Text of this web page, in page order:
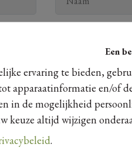
Een
ervaring te bieden,
apparaatinformatie en/of
in de mogelijkheid
keuze altijd wijzigen
.
te blijven van het aanbod.